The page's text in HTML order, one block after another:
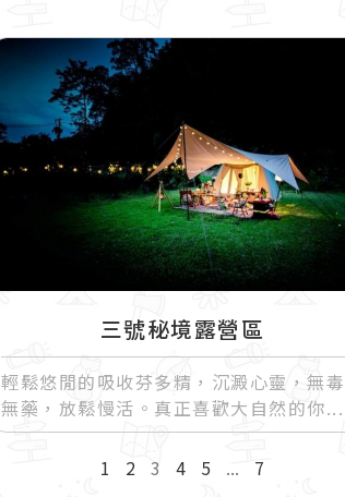
三號秘境露營區
輕鬆悠閒的吸收芬多精，沉澱心靈，無毒
無藥，放鬆慢活。真正喜歡大自然的你
1 2 3 4 5 ... 7